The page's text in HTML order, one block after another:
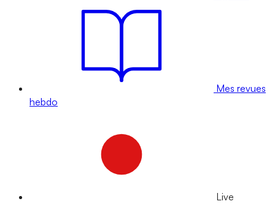
Mes revues
hebdo
Live